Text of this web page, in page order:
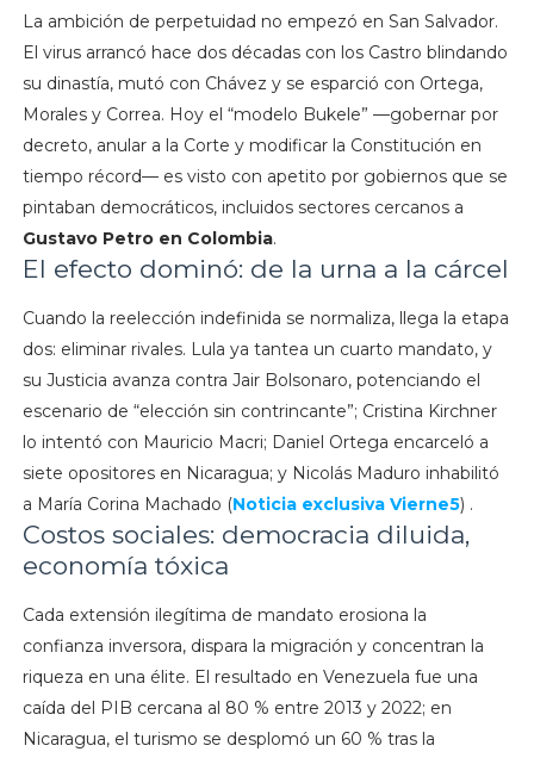
La ambición de perpetuidad no empezó en San Salvador.
El virus arrancó hace dos décadas con los Castro blindando
su dinastía, mutó con Chávez y se esparció con Ortega,
Morales y Correa. Hoy el “modelo Bukele” —gobernar por
decreto, anular a la Corte y modificar la Constitución en
tiempo récord— es visto con apetito por gobiernos que se
pintaban democráticos, incluidos sectores cercanos a
Gustavo Petro en Colombia.
El efecto dominó: de la urna a la cárcel
Cuando la reelección indefinida se normaliza, llega la etapa
dos: eliminar rivales. Lula ya tantea un cuarto mandato, y
su Justicia avanza contra Jair Bolsonaro, potenciando el
escenario de “elección sin contrincante”; Cristina Kirchner
lo intentó con Mauricio Macri; Daniel Ortega encarceló a
siete opositores en Nicaragua; y Nicolás Maduro inhabilitó
a María Corina Machado (Noticia exclusiva Vierne5) .
Costos sociales: democracia diluida,
economía tóxica
Cada extensión ilegítima de mandato erosiona la
confianza inversora, dispara la migración y concentran la
riqueza en una élite. El resultado en Venezuela fue una
caída del PIB cercana al 80 % entre 2013 y 2022; en
Nicaragua, el turismo se desplomó un 60 % tras la